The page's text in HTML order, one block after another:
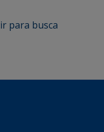
ir para busca